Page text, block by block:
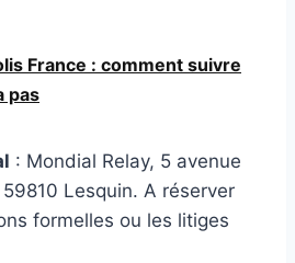
France : comment suivre
pas
: Mondial Relay, 5 avenue
59810 Lesquin. A réserver
formelles ou les litiges